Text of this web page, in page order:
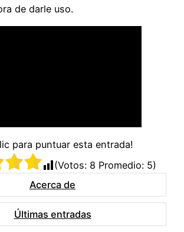
de darle uso.
para puntuar esta entrada!
(Votos: 8 Promedio: 5)
Acerca de
Últimas entradas